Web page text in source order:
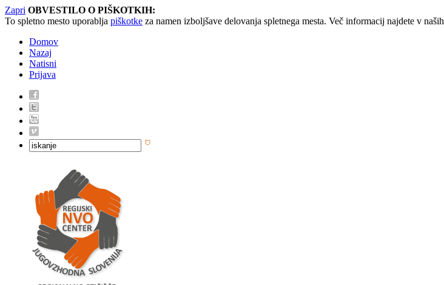
Zapri OBVESTILO O PIŠKOTKIH:
To spletno mesto uporablja piškotke za namen izboljšave delovanja spletnega mesta. Več informacij najdete v naših
Domov
Nazaj
Natisni
Prijava